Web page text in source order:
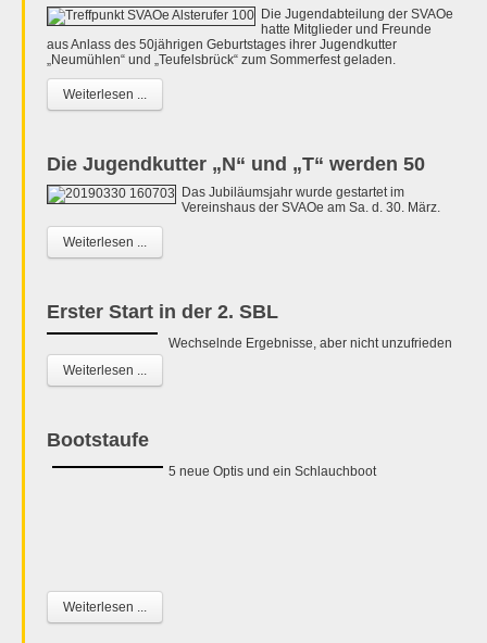
Die Jugendabteilung der SVAOe
hatte Mitglieder und Freunde
aus Anlass des 50jährigen Geburtstages ihrer Jugendkutter
„Neumühlen“ und „Teufelsbrück“ zum Sommerfest geladen.
Weiterlesen ...
Die Jugendkutter „N“ und „T“ werden 50
Das Jubiläumsjahr wurde gestartet im
Vereinshaus der SVAOe am Sa. d. 30. März.
Weiterlesen ...
Erster Start in der 2. SBL
Wechselnde Ergebnisse, aber nicht unzufrieden
Weiterlesen ...
Bootstaufe
5 neue Optis und ein Schlauchboot
Weiterlesen ...